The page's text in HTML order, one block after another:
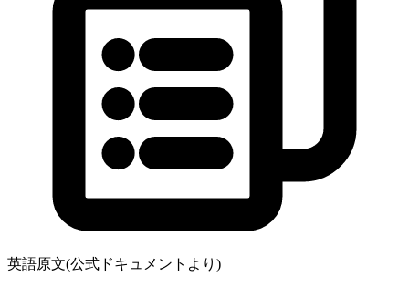
英語原文(公式ドキュメントより)